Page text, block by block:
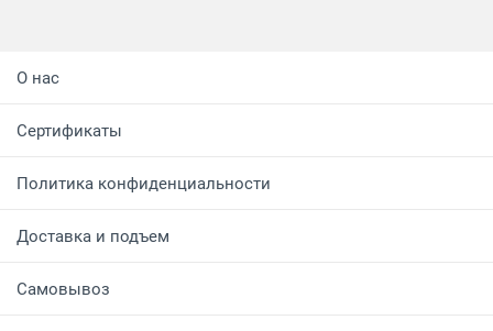
О нас
Сертификаты
Политика конфиденциальности
Доставка и подъем
Самовывоз